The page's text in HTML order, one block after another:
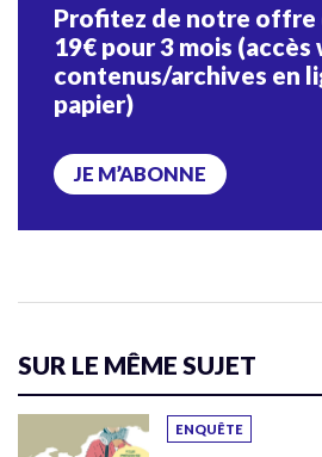
Profitez de notre
19€ pour 3 mois (accès
contenus/archives en
papier)
JE M’ABONNE
SUR LE MÊME SUJET
ENQUÊTE